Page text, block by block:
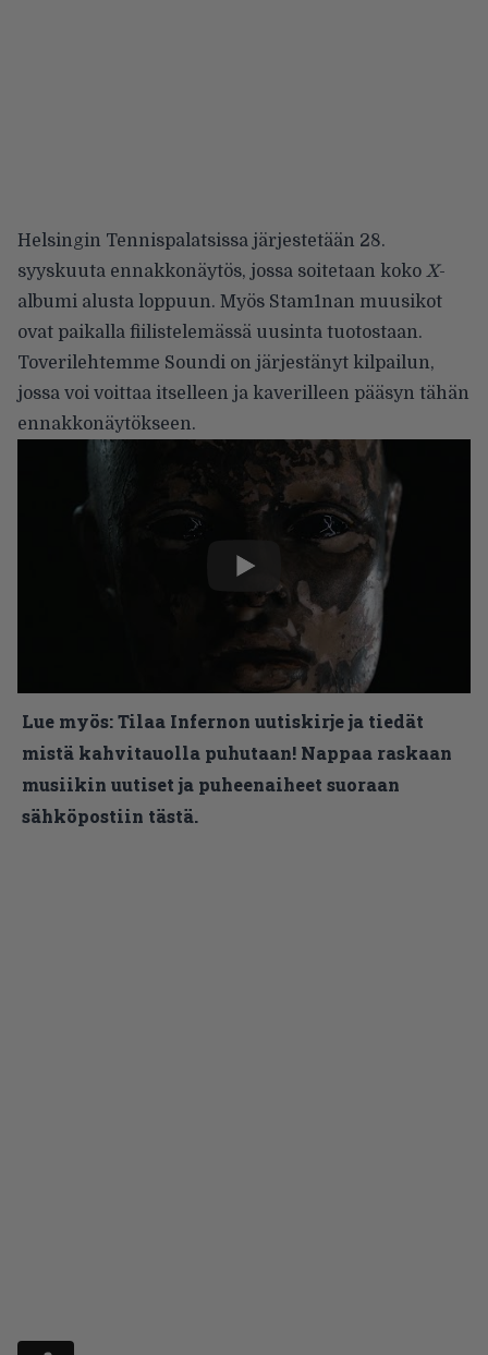
Helsingin Tennispalatsissa järjestetään 28.
syyskuuta ennakkonäytös, jossa soitetaan koko X-
albumi alusta loppuun. Myös Stam1nan muusikot
ovat paikalla fiilistelemässä uusinta tuotostaan.
Toverilehtemme Soundi on järjestänyt kilpailun,
jossa voi voittaa itselleen ja kaverilleen pääsyn tähän
ennakkonäytökseen.
Lue myös:Tilaa Infernon uutiskirje ja tiedät
mistä kahvitauolla puhutaan! Nappaa raskaan
musiikin uutiset ja puheenaiheet suoraan
sähköpostiin tästä.